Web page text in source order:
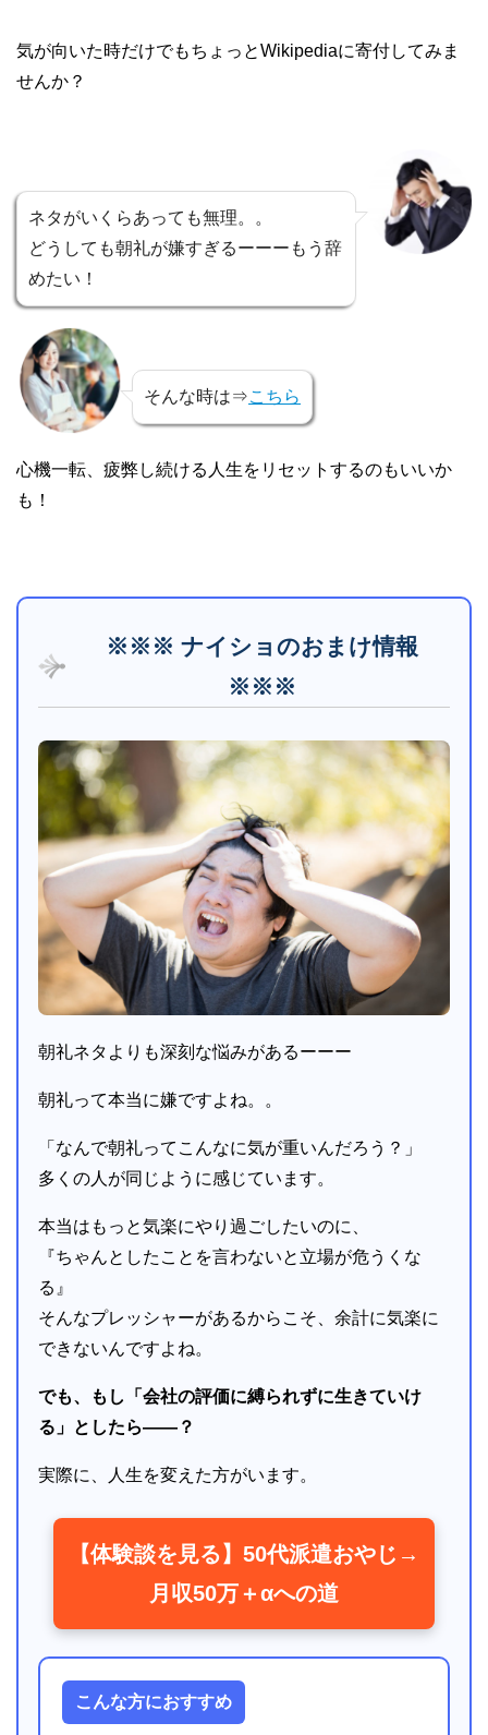
気が向いた時だけでもちょっとWikipediaに寄付してみま
せんか？
ネタがいくらあっても無理。。
どうしても朝礼が嫌すぎるーーーもう辞
めたい！
そんな時は⇒こちら
心機一転、疲弊し続ける人生をリセットするのもいいか
も！
※※※ ナイショのおまけ情報
※※※
朝礼ネタよりも深刻な悩みがあるーーー
朝礼って本当に嫌ですよね。。
「なんで朝礼ってこんなに気が重いんだろう？」
多くの人が同じように感じています。
本当はもっと気楽にやり過ごしたいのに、
『ちゃんとしたことを言わないと立場が危うくな
る』
そんなプレッシャーがあるからこそ、余計に気楽に
できないんですよね。
でも、もし「会社の評価に縛られずに生きていけ
る」としたら――？
実際に、人生を変えた方がいます。
【体験談を見る】50代派遣おやじ→
月収50万＋αへの道
こんな方におすすめ